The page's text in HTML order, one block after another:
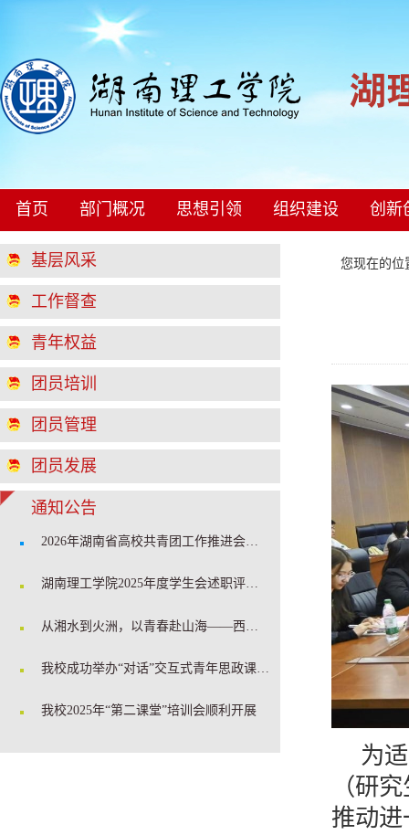
首页 部门概况 思想引领 组织建设 创新
基层风采
工作督查
青年权益
团员培训
团员管理
团员发展
通知公告
2026年湖南省高校共青团工作推进会在我校召开
湖南理工学院2025年度学生会述职评估会顺利召开
我校2025年“第二课堂”培训会顺利开展
您现在的
为
（研
推动